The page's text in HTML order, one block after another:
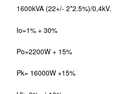
1600kVA (22+/- 2*2.5%)/0,4kV.
Io=1% + 30%
Po=2200W + 15%
Pk= 16000W +15%